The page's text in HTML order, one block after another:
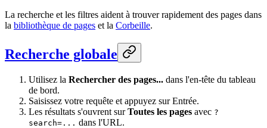
La recherche et les filtres aident à trouver rapidement des pages dans
la bibliothèque de pages et la Corbeille.
Recherche globale
Utilisez la Rechercher des pages... dans l'en-tête du tableau
de bord.
Saisissez votre requête et appuyez sur Entrée.
Les résultats s'ouvrent surToutes les pages avec ?
search=... dans l'URL.